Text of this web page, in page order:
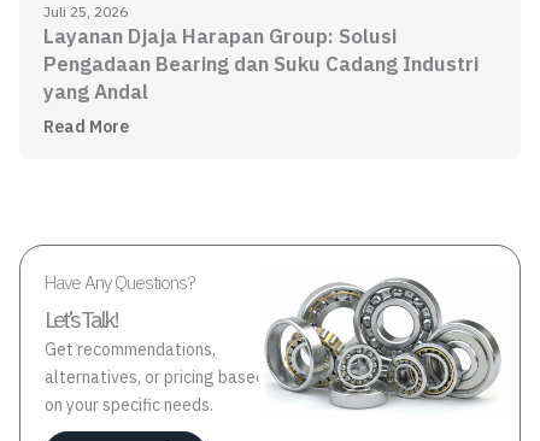
Layanan Djaja Harapan Group: Solusi
Pengadaan Bearing dan Suku Cadang Industri
yang Andal
Juli 25, 2026
Read More
Have Any Questions?
Let’s Talk!
Get recommendations,
alternatives, or pricing based
on your specific needs.